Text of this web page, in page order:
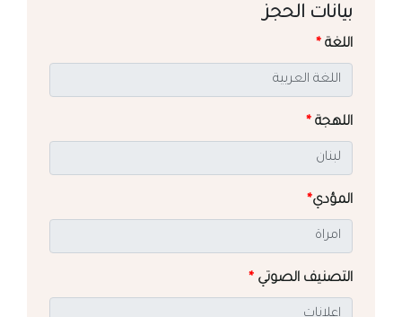
بيانات الحجز
اللغة *
اللهجة *
المؤدي*
التصنيف الصوتي *